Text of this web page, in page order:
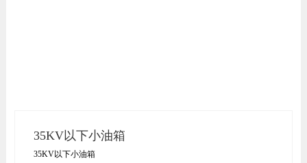
35KV以下小油箱
35KV以下小油箱